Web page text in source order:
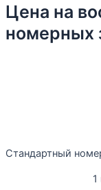
Цена на
номерных
Стандартный
1